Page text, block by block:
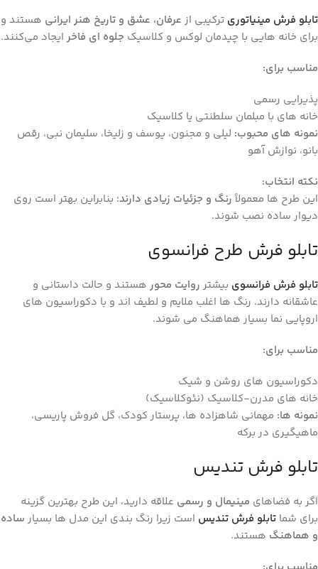
تابلو فرش مینیاتوری ترکیبی از عرفان، عشق و تاریخ هنر ایرانی هستند و
برای خانه‌ هایی با چیدمان لوکس و کلاسیک جلوه‌ ای فاخر ایجاد می‌کنند.
مناسب برای:
پذیرایی رسمی
خانه ‌های با مبلمان سلطنتی یا کلاسیک
نمونه‌ های محبوب: لیلی و مجنون، یوسف و زلیخا، سلیمان نبی، رقص
بانو، نوازش آهو
نکته انتخاب:
این طرح‌ ها معمولاًرنگ و جزئیات زیادی دارند؛ بنابراین بهتر است روی
دیوار ساده نصب شوند.
تابلو فرش طرح فرانسوی
تابلو فرش فرانسوی بیشتر روایت ‌محور هستند و حالت داستانی و
عاشقانه دارند. رنگ ‌ها اغلب ملایم و لطیف ‌اند و با دکوراسیون ‌های
اروپایی‌ نما بسیار هماهنگ می ‌شوند.
مناسب برای:
دکوراسیون ‌های روشن و شیک
خانه ‌های مدرن-کلاسیک (نئوکلاسیک)
نمونه ‌ها: مهمانی شاهزاده ‌ها، پرستار کودک، گل فروش پاریسی،
ماهیگیری در برکه
تابلو فرش تندیس
اگر به فضاهای مینیمال و رسمی علاقه دارید، این طرح بهترین گزینه
برای شما تابلو فرش تندیس است زیرا رنگ‌ بندی این مدل‌ ها بسیار ساده
و هماهنگ هستند.